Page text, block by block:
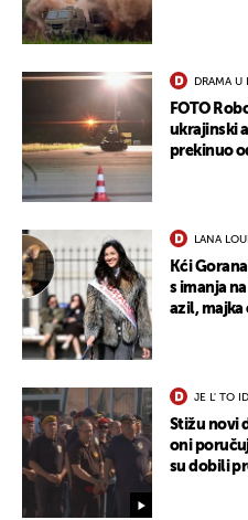
DRAMA U
FOTO
ukrajinski
prekinuo
LANA
Kći
s imanja
azil,
JE L' TO
Stižu novi
oni
su dobili
UKLJUČITE